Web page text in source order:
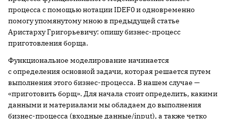
процесса с помощью нотации IDEF0 и одновременно
помогу упомянутому мною в предыдущей статье
Аристарху Григорьевичу: опишу бизнес-процесс
приготовления борща.
Функциональное моделирование начинается
с определения основной задачи, которая решается путем
выполнения этого бизнес-процесса. В нашем случае —
«приготовить борщ». Для начала стоит определить, какими
данными и материалами мы обладаем до выполнения
бизнес-процесса (входные данные/input), а также четко